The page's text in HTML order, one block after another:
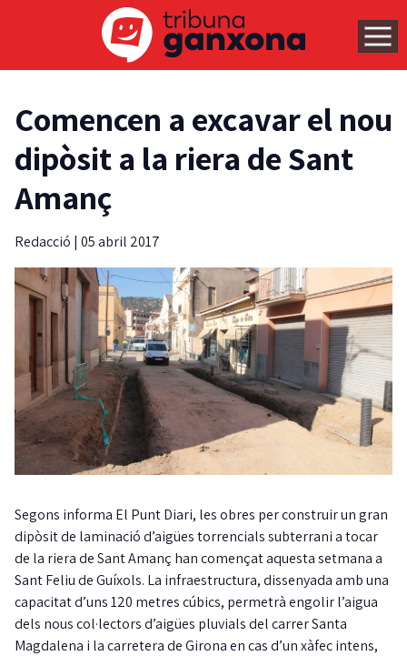
Comencen a excavar el nou
dipòsit a la riera de Sant
Amanç
Redacció | 05 abril 2017
Segons informa El Punt Diari, les obres per construir un gran
dipòsit de laminació d’aigües torrencials subterrani a tocar
de la riera de Sant Amanç han començat aquesta setmana a
Sant Feliu de Guíxols. La infraestructura, dissenyada amb una
capacitat d’uns 120 metres cúbics, permetrà engolir l’aigua
dels nous col·lectors d’aigües pluvials del carrer Santa
Magdalena i la carretera de Girona en cas d’un xàfec intens,